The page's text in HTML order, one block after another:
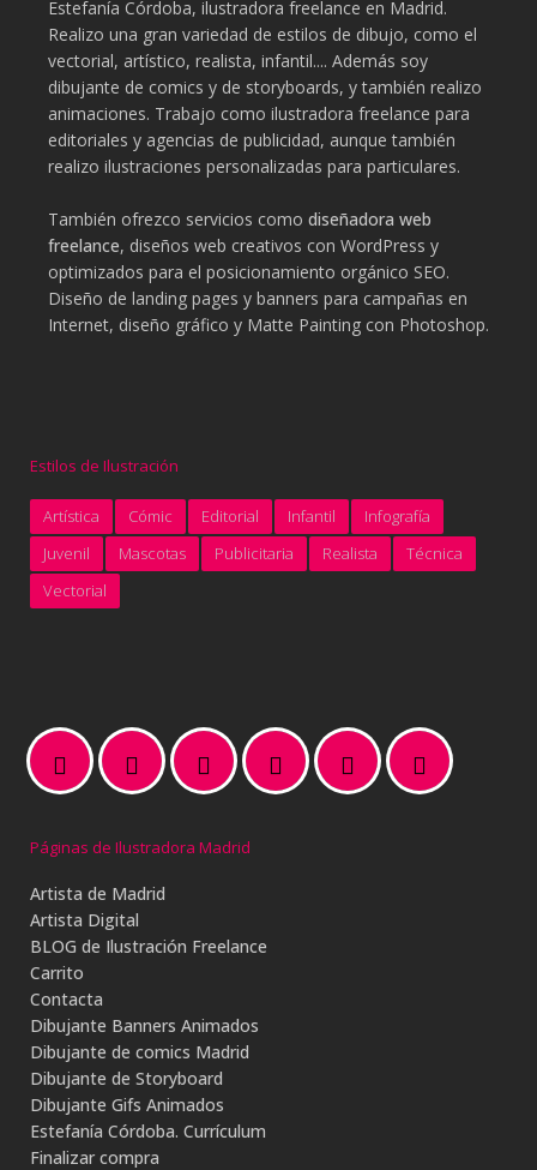
Estefanía Córdoba, ilustradora freelance en Madrid.
Realizo una gran variedad de estilos de dibujo, como el
vectorial, artístico, realista, infantil.... Además soy
dibujante de comics y de storyboards, y también realizo
animaciones. Trabajo como ilustradora freelance para
editoriales y agencias de publicidad, aunque también
realizo ilustraciones personalizadas para particulares.
También ofrezco servicios como diseñadora web
freelance, diseños web creativos con WordPress y
optimizados para el posicionamiento orgánico SEO.
Diseño de landing pages y banners para campañas en
Internet, diseño gráfico y Matte Painting con Photoshop.
Estilos de Ilustración
Artística Cómic Editorial Infantil
Infografía
Juvenil
Mascotas Publicitaria Realista
Técnica
Vectorial
Páginas de Ilustradora Madrid
Artista de Madrid
Artista Digital
BLOG de Ilustración Freelance
Carrito
Contacta
Dibujante Banners Animados
Dibujante de comics Madrid
Dibujante de Storyboard
Dibujante Gifs Animados
Estefanía Córdoba. Currículum
Finalizar compra